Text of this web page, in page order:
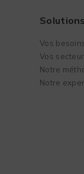
Solutions
Vos
Vos
Notre
Notre